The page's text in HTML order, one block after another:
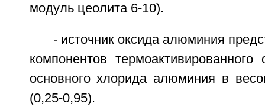
модуль цеолита 6-10).
- источник оксида алюминия
компонентов
основного хлорида алюминия в
(0,25-0,95).